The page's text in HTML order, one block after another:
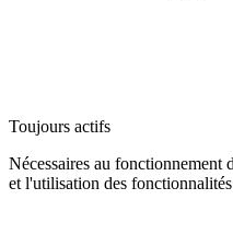
Toujours actifs
Nécessaires au fonctionnement
et l'utilisation des fonctionnalités